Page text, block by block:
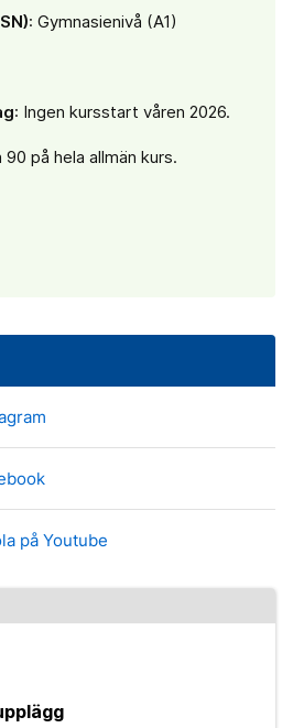
: Gymnasienivå (A1)
: Ingen kursstart våren 2026.
90 på hela allmän kurs.
på Youtube